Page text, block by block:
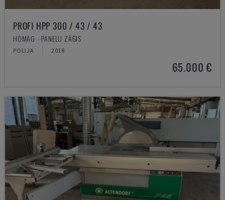
PROFI HPP 300 / 43 / 43
HOMAG - PANEĻU ZĀĢIS
POLIJA 2018
65.000 €